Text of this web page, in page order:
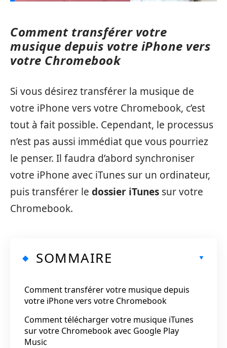
Comment transférer votre
musique depuis votre iPhone vers
votre Chromebook
Si vous désirez transférer la musique de
votre iPhone vers votre Chromebook, c’est
tout à fait possible. Cependant, le processus
n’est pas aussi immédiat que vous pourriez
le penser. Il faudra d’abord synchroniser
votre iPhone avec iTunes sur un ordinateur,
puis transférer le dossier iTunes sur votre
Chromebook.
SOMMAIRE
Comment transférer votre musique depuis
votre iPhone vers votre Chromebook
Comment télécharger votre musique iTunes
sur votre Chromebook avec Google Play
Music